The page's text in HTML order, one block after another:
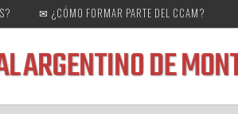
✉ ¿CÓMO FORMAR PARTE DEL CCAM?
ARGENTINO DE